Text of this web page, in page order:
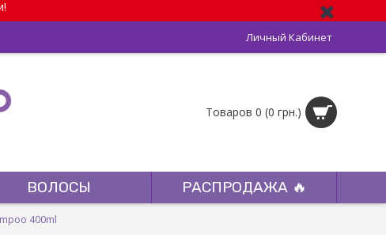
Личный Кабинет
Товаров 0 (0 грн.)
ВОЛОСЫ РАСПРОДАЖА 🔥
400ml